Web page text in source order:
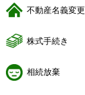
不動産名義変更
株式手続き
相続放棄